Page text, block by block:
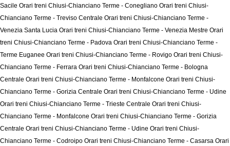
Sacile Orari treni Chiusi-Chianciano Terme - Conegliano Orari treni Chiusi-
Chianciano Terme - Treviso Centrale Orari treni Chiusi-Chianciano Terme -
Venezia Santa Lucia Orari treni Chiusi-Chianciano Terme - Venezia Mestre Orari
treni Chiusi-Chianciano Terme - Padova Orari treni Chiusi-Chianciano Terme -
Terme Euganee Orari treni Chiusi-Chianciano Terme - Rovigo Orari treni Chiusi-
Chianciano Terme - Ferrara Orari treni Chiusi-Chianciano Terme - Bologna
Centrale Orari treni Chiusi-Chianciano Terme - Monfalcone Orari treni Chiusi-
Chianciano Terme - Gorizia Centrale Orari treni Chiusi-Chianciano Terme - Udine
Orari treni Chiusi-Chianciano Terme - Trieste Centrale Orari treni Chiusi-
Chianciano Terme - Monfalcone Orari treni Chiusi-Chianciano Terme - Gorizia
Centrale Orari treni Chiusi-Chianciano Terme - Udine Orari treni Chiusi-
Chianciano Terme - Codroipo Orari treni Chiusi-Chianciano Terme - Casarsa Orari